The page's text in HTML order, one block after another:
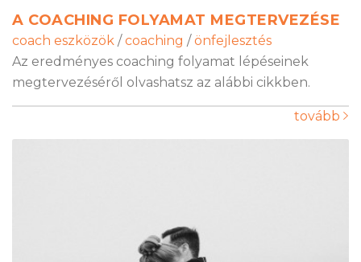
A COACHING FOLYAMAT MEGTERVEZÉSE
coach eszközök / coaching / önfejlesztés
Az eredményes coaching folyamat lépéseinek
megtervezéséről olvashatsz az alábbi cikkben.
tovább